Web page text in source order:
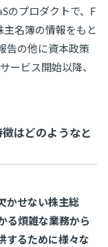
のプロダクトで、F
名簿の情報をもと
告の他に資本政策
ービス開始以降、
はどのようなと
かせない株主総
る煩雑な業務から
するために様々な